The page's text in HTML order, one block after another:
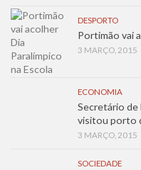
DESPORTO
Portimão vai
3 MARÇO, 2015
ECONOMIA
Secretário
visitou porto
3 MARÇO, 2015
SOCIEDADE